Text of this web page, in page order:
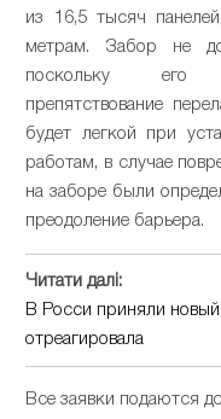
из 16,5 тысяч
метрам. Забор не
поскольку его
препятствование
будет легкой при
работам, в случае
на заборе были
преодоление барьера.
Читати далі:
В Росси приняли
отреагировала
Все заявки подаются